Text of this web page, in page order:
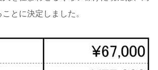
とに決定しました。